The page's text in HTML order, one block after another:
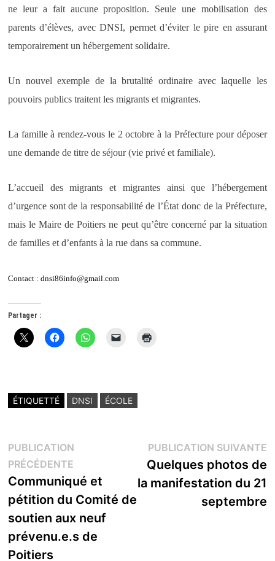
ne leur a fait aucune proposition. Seule une mobilisation des
parents d’élèves, avec DNSI, permet d’éviter le pire en assurant
temporairement un hébergement solidaire.
Un nouvel exemple de la brutalité ordinaire avec laquelle les
pouvoirs publics traitent les migrants et migrantes.
La famille à rendez-vous le 2 octobre à la Préfecture pour déposer
une demande de titre de séjour (vie privé et familiale).
L’accueil des migrants et migrantes ainsi que l’hébergement
d’urgence sont de la responsabilité de l’État donc de la Préfecture,
mais le Maire de Poitiers ne peut qu’être concerné par la situation
de familles et d’enfants à la rue dans sa commune.
Contact : dnsi86info@gmail.com
Partager :
ÉTIQUETTÉ DNSI ÉCOLE
Navigation
de
l’article
PUBLICATION
PRÉCÉDENTEPublication
précédente :
Communiqué et
pétition du Comité de
soutien aux neuf
prévenu.e.s de
Poitiers
PUBLICATION SUIVANTE
Quelques photos de
la manifestation du 21
septembre